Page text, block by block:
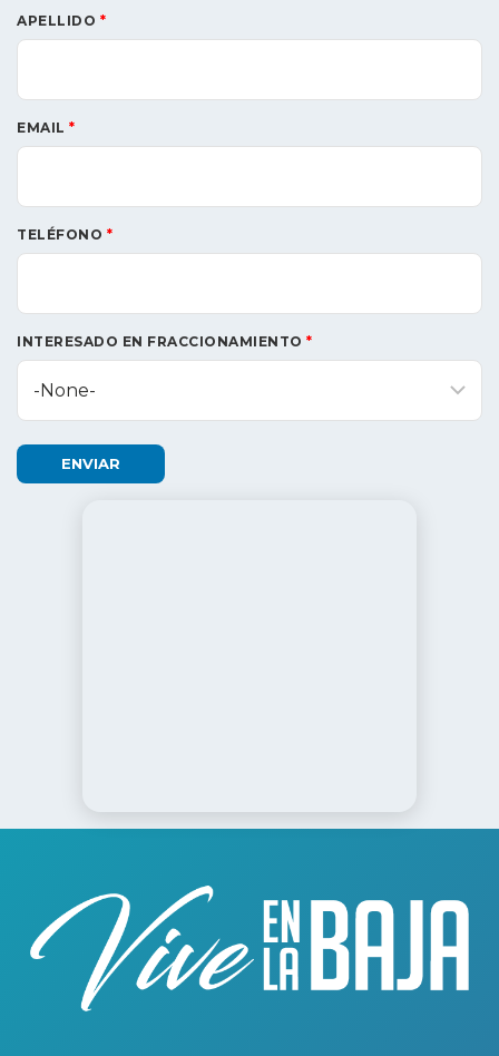
APELLIDO *
EMAIL *
TELÉFONO *
INTERESADO EN FRACCIONAMIENTO *